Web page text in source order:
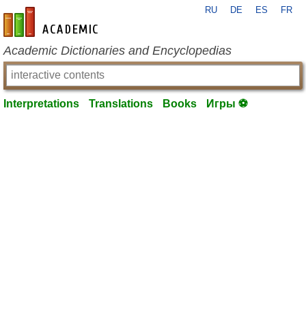
en-academic.com
RU DE ES FR
Academic Dictionaries and Encyclopedias
Interpretations Translations Books Игры ⚽